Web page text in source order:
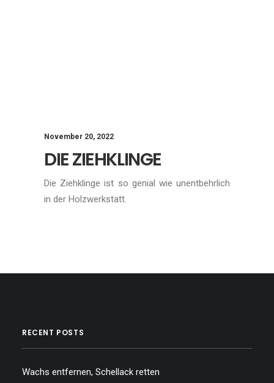
November 20, 2022
DIE ZIEHKLINGE
Die Ziehklinge ist so genial wie unentbehrlich
in der Holzwerkstatt.
RECENT POSTS
Wachs entfernen, Schellack retten